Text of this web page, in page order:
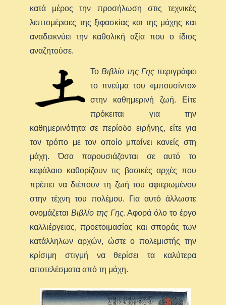
κατά μέρος την προσήλωση στις τεχνικές
λεπτομέρειες της ξιφασκίας και της μάχης και
αναδεικνύει την καθολική αξία που ο ίδιος
αναζητούσε.
ΤοΒιβλίο της Γης περιγράφει
το πνεύμα του «μπουσίντο»
στην καθημερινή ζωή. Είτε
πρόκειται για την
καθημερινότητα σε περίοδο ειρήνης, είτε για
τον τρόπο με τον οποίο μπαίνει κανείς στη
μάχη. Όσα παρουσιάζονται σε αυτό το
κεφάλαιο καθορίζουν τις βασικές αρχές που
πρέπει να διέπουν τη ζωή του αφιερωμένου
στην τέχνη του πολέμου. Για αυτό άλλωστε
ονομάζεταιΒιβλίο της Γης. Αφορά όλο το έργο
καλλιέργειας, προετοιμασίας και σποράς των
κατάλληλων αρχών, ώστε ο πολεμιστής την
κρίσιμη στιγμή να θερίσει τα καλύτερα
αποτελέσματα από τη μάχη.